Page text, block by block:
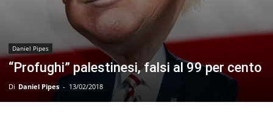
Daniel Pipes
“Profughi” palestinesi, falsi al 99 per cento
Di Daniel Pipes - 13/02/2018